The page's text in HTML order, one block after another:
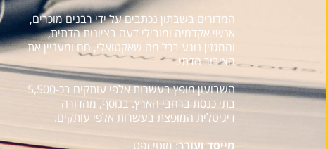
המדורים בשבתון נכתבים על ידי רבנים מוכרים,
אנשי אקדמיה ומובילי דעה בציונות הדתית,
והמגזין נוגע בכל מה שאקטואלי, חם ומעניין את
הציבור הדתי.
השבועון מופץ בעשרות אלפי עותקים בכ-5,500
בתי כנסת ברחבי הארץ. בנוסף, מהדורה
דיגיטלית המופצת בעשרות אלפי עותקים.
מייסד ועורך: מוטי זפט